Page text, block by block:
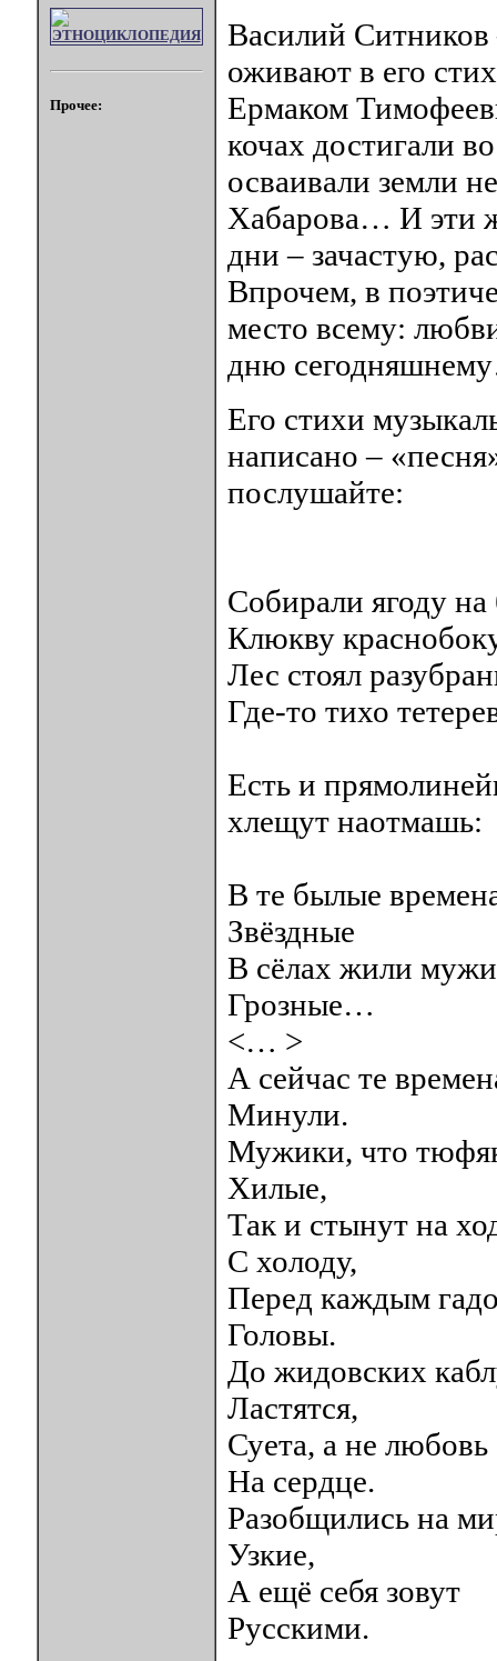
Прочее:
Василий Ситников
оживают в его
Ермаком
кочах достигали
осваивали земли
Хабарова… И эти
дни – зачастую,
Впрочем, в
место всему:
дню
Его стихи
написано –
послушайте:
Собирали ягоду на
Клюкву
Лес стоял
Где-то тихо
Есть и
хлещут наотмашь:
В те былые
Звёздные
В сёлах жили
Грозные…
<… >
А сейчас те
Минули.
Мужики, что
Хилые,
Так и стынут на
С холоду,
Перед каждым
Головы.
До жидовских
Ластятся,
Суета, а не любовь
На сердце.
Разобщились на
Узкие,
А ещё себя зовут
Русскими.